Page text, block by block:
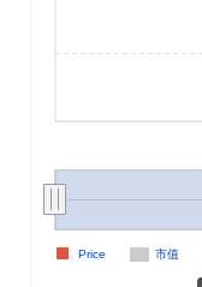
市值
Price